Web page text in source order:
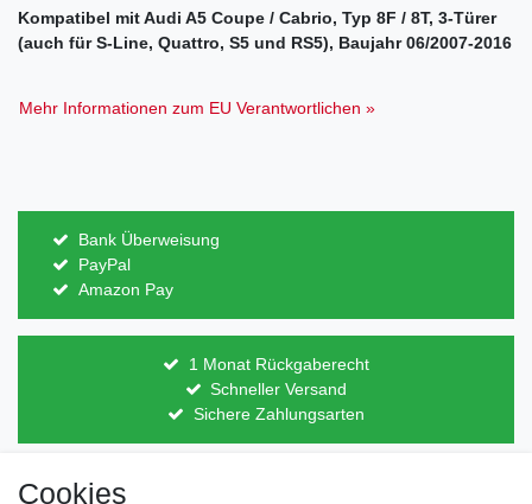
Kompatibel mit Audi A5 Coupe / Cabrio, Typ 8F / 8T, 3-Türer
(auch für S-Line, Quattro, S5 und RS5), Baujahr 06/2007-2016
Mehr Informationen zum EU Verantwortlichen »
Bank Überweisung
PayPal
Amazon Pay
1 Monat Rückgaberecht
Schneller Versand
Sichere Zahlungsarten
Direkt vom Hersteller
Cookies